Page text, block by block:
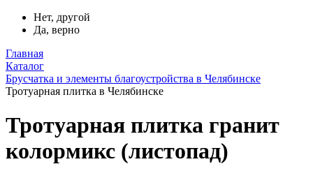
Нет, другой
Да, верно
Главная
Каталог
Брусчатка и элементы благоустройства в Челябинске
Тротуарная плитка в Челябинске
Тротуарная плитка гранит
колормикс (листопад)